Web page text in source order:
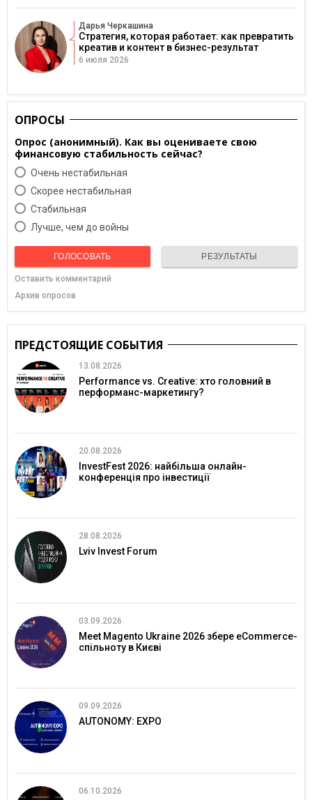
Дарья Черкашина
Стратегия, которая работает: как превратить
креатив и контент в бизнес-результат
6 июля 2026
ОПРОСЫ
Опрос (анонимный). Как вы оцениваете свою
финансовую стабильность сейчас?
Очень нестабильная
Скорее нестабильная
Cтабильная
Лучше, чем до войны
ГОЛОСОВАТЬ РЕЗУЛЬТАТЫ
Оставить комментарий
Архив опросов
ПРЕДСТОЯЩИЕ СОБЫТИЯ
13.08.2026
Performance vs. Creative: хто головний в
перформанс-маркетингу?
20.08.2026
InvestFest 2026: найбільша онлайн-
конференція про інвестиції
28.08.2026
Lviv Invest Forum
03.09.2026
Meet Magento Ukraine 2026 збере eCommerce-
спільноту в Києві
09.09.2026
AUTONOMY: EXPO
06.10.2026